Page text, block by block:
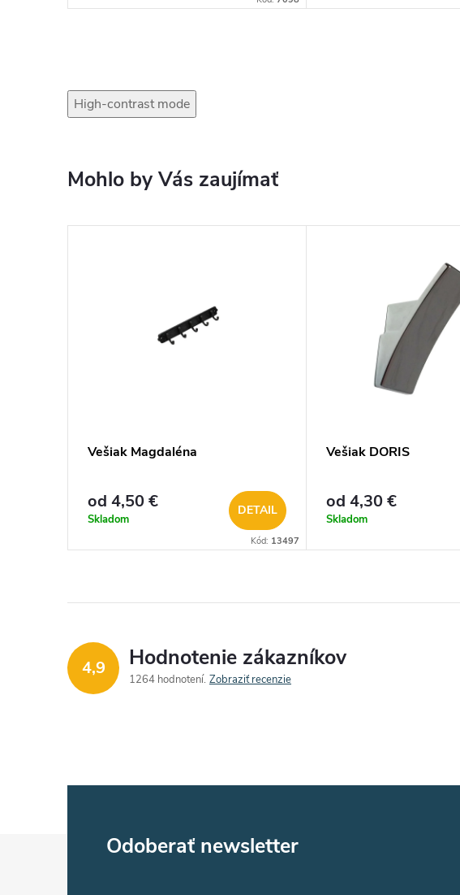
High-contrast mode
Mohlo by Vás zaujímať
Vešiak Magdaléna
od 4,50 €
Skladom
DETAIL
Kód: 13497
Vešiak DORIS
od 4,30 €
Skladom
4,9 Hodnotenie zákazníkov
1264 hodnotení Zobraziť recenzie
Odoberať newsletter